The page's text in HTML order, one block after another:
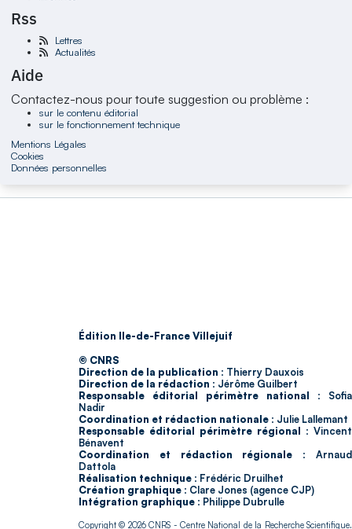
Rss
Lettres
Actualités
Aide
Contactez-nous pour toute suggestion ou problème :
sur le contenu éditorial
sur le fonctionnement technique
Mentions Légales
Cookies
Données personnelles
Édition Ile-de-France Villejuif
© CNRS
Direction de la publication : Thierry Dauxois
Direction de la rédaction : Jérôme Guilbert
Responsable éditorial périmètre national : Sofia
Nadir
Coordination et rédaction nationale : Julie Lallemant
Responsable éditorial périmètre régional : Vincent
Bénavent
Coordination et rédaction régionale : Arnaud
Dattola
Réalisation technique : Frédéric Druilhet
Création graphique : Clare Jones (agence CJP)
Intégration graphique : Philippe Dubrulle
Copyright © 2026CNRS - Centre National de la Recherche Scientifique.